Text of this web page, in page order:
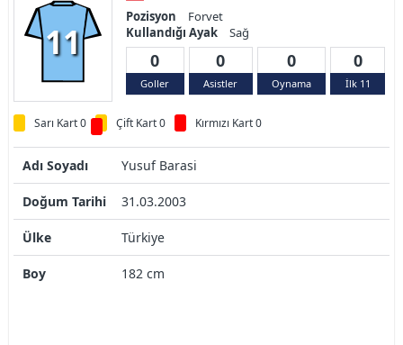
11
Pozisyon
Forvet
Kullandığı Ayak
Sağ
0
Goller
0
Asistler
0
Oynama
0
İlk 11
Sarı Kart 0 Çift Kart 0 Kırmızı Kart 0
Adı Soyadı Yusuf Barasi
Doğum Tarihi 31.03.2003
Ülke Türkiye
Boy 182 cm